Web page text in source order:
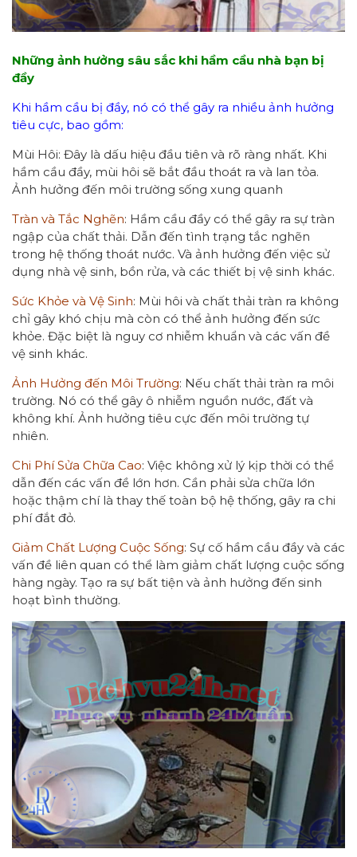
Những ảnh hưởng sâu sắc khi hầm cầu nhà bạn bị
đầy
Khi hầm cầu bị đầy, nó có thể gây ra nhiều ảnh hưởng
tiêu cực, bao gồm:
Mùi Hôi: Đây là dấu hiệu đầu tiên và rõ ràng nhất. Khi
hầm cầu đầy, mùi hôi sẽ bắt đầu thoát ra và lan tỏa.
Ảnh hưởng đến môi trường sống xung quanh
Tràn và Tắc Nghẽn: Hầm cầu đầy có thể gây ra sự tràn
ngập của chất thải. Dẫn đến tình trạng tắc nghẽn
trong hệ thống thoát nước. Và ảnh hưởng đến việc sử
dụng nhà vệ sinh, bồn rửa, và các thiết bị vệ sinh khác.
Sức Khỏe và Vệ Sinh: Mùi hôi và chất thải tràn ra không
chỉ gây khó chịu mà còn có thể ảnh hưởng đến sức
khỏe. Đặc biệt là nguy cơ nhiễm khuẩn và các vấn đề
vệ sinh khác.
Ảnh Hưởng đến Môi Trường: Nếu chất thải tràn ra môi
trường. Nó có thể gây ô nhiễm nguồn nước, đất và
không khí. Ảnh hưởng tiêu cực đến môi trường tự
nhiên.
Chi Phí Sửa Chữa Cao: Việc không xử lý kịp thời có thể
dẫn đến các vấn đề lớn hơn. Cần phải sửa chữa lớn
hoặc thậm chí là thay thế toàn bộ hệ thống, gây ra chi
phí đắt đỏ.
Giảm Chất Lượng Cuộc Sống: Sự cố hầm cầu đầy và các
vấn đề liên quan có thể làm giảm chất lượng cuộc sống
hàng ngày. Tạo ra sự bất tiện và ảnh hưởng đến sinh
hoạt bình thường.